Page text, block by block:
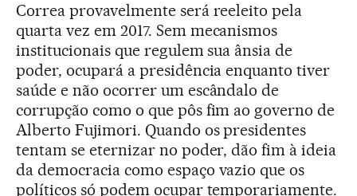
Correa provavelmente será reeleito pela
quarta vez em 2017. Sem mecanismos
institucionais que regulem sua ânsia de
poder, ocupará a presidência enquanto tiver
saúde e não ocorrer um escândalo de
corrupção como o que pôs fim ao governo de
Alberto Fujimori. Quando os presidentes
tentam se eternizar no poder, dão fim à ideia
da democracia como espaço vazio que os
políticos só podem ocupar temporariamente.